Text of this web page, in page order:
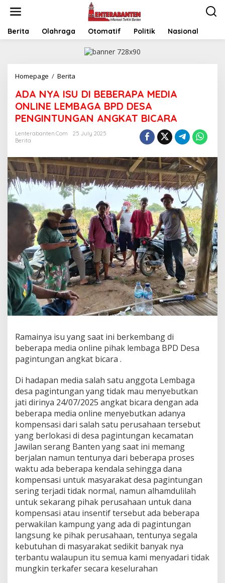
Berita Olahraga Otomatif Politik Nasional
Homepage / Berita
ISU
DI
BEBERAPA
MEDIA
ONLINE
LEMBAGA
DESA
PENGINTUNGAN
ANGKAT
BICARA
ADA NYA ISU DI BEBERAPA MEDIA
ONLINE LEMBAGA BPD DESA
PENGINTUNGAN ANGKAT BICARA
Lenterabanten.com
25 July 2025
Berita
Ramainya isu yang saat ini berkembang di
beberapa media online pihak lembaga BPD Desa
pagintungan angkat bicara .
Di hadapan media salah satu anggota Lembaga
desa pagintungan yang tidak mau menyebutkan
jati dirinya 24/07/2025 angkat bicara dengan ada
beberapa media online menyebutkan adanya
kompensasi dari salah satu perusahaan tersebut
yang berlokasi di desa pagintungan kecamatan
Jawilan serang Banten yang saat ini memang
berjalan namun tentunya dari beberapa proses
waktu ada beberapa kendala sehingga dana
kompensasi untuk masyarakat desa pagintungan
sering terjadi tidak normal, namun alhamdulilah
untuk sekarang pihak perusahaan untuk dana
kompensasi atau insentif tersebut ada beberapa
perwakilan kampung yang ada di pagintungan
langsung ke pihak perusahaan, tentunya segala
kebutuhan di masyarakat sedikit banyak nya
terbantu walaupun itu semua kami menyadari tidak
mungkin terkafer secara keselurahan